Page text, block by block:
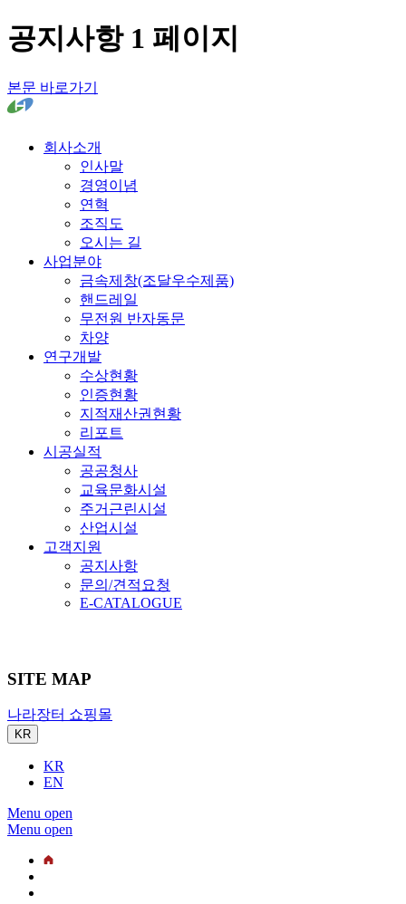
공지사항 1 페이지
본문 바로가기
회사소개
인사말
경영이념
연혁
조직도
오시는 길
사업분야
금속제창(조달우수제품)
핸드레일
무전원 반자동문
차양
연구개발
수상현황
인증현황
지적재산권현황
리포트
시공실적
공공청사
교육문화시설
주거근린시설
산업시설
고객지원
공지사항
문의/견적요청
E-CATALOGUE
SITE MAP
나라장터 쇼핑몰
KR
KR
EN
Menu open
Menu open